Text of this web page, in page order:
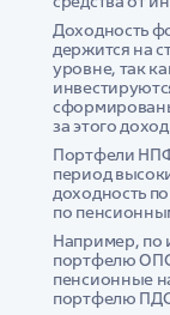
Доходность
держится на
уровне, так
за этого
Портфели
период
доходность
по
Например, по
портфелю
пенсионные
портфелю